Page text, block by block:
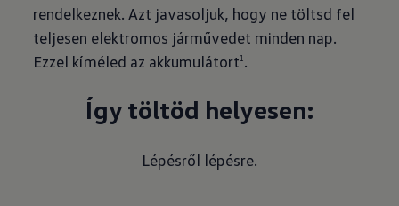
rendelkeznek. Azt javasoljuk, hogy ne töltsd fel
teljesen elektromos járművedet minden nap.
Ezzel kíméled az akkumulátort1 .
Így töltöd helyesen:
Lépésről lépésre.